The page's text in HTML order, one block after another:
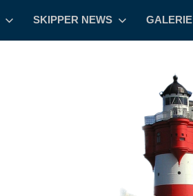
SKIPPER NEWS GALERIE